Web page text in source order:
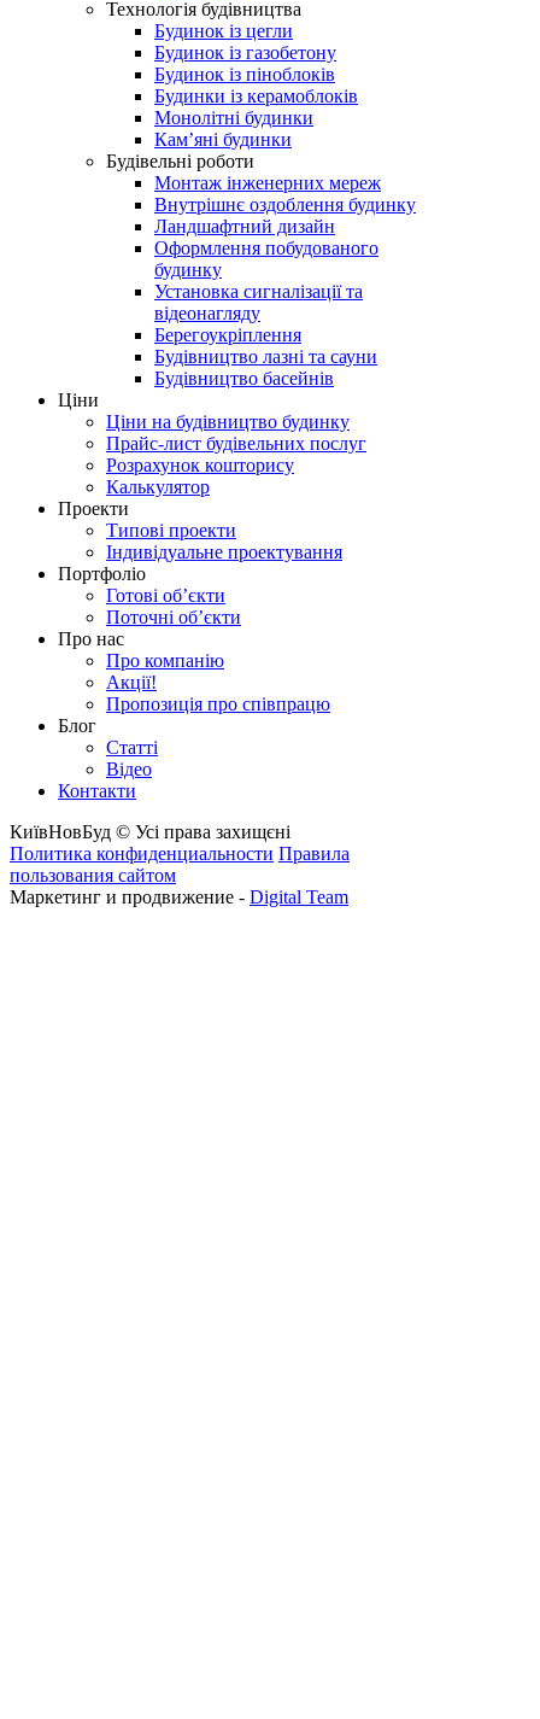
Технологія будівництва
Будинок із цегли
Будинок із газобетону
Будинок із піноблоків
Будинки із керамоблоків
Монолітні будинки
Кам’яні будинки
Будівельні роботи
Монтаж інженерних мереж
Внутрішнє оздоблення будинку
Ландшафтний дизайн
Оформлення побудованого
будинку
Установка сигналізації та
відеонагляду
Берегоукріплення
Будівництво лазні та сауни
Будівництво басейнів
Ціни
Ціни на будівництво будинку
Прайс-лист будівельних послуг
Розрахунок кошторису
Калькулятор
Проекти
Типові проекти
Індивідуальне проектування
Портфоліо
Готові об’єкти
Поточні об’єкти
Про нас
Про компанію
Акції!
Пропозиція про співпрацю
Блог
Статті
Відео
Контакти
КиївНовБуд © Усі права захищєні
Политика конфиденциальности Правила
пользования сайтом
Маркетинг и продвижение - Digital Team